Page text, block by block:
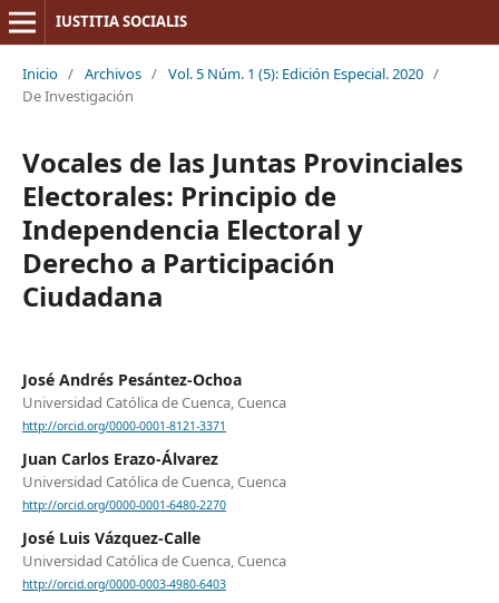
IUSTITIA SOCIALIS
Inicio / Archivos / Vol. 5 Núm. 1 (5): Edición Especial. 2020 /
De Investigación
Vocales de las Juntas Provinciales
Electorales: Principio de
Independencia Electoral y
Derecho a Participación
Ciudadana
José Andrés Pesántez-Ochoa
Universidad Católica de Cuenca, Cuenca
http://orcid.org/0000-0001-8121-3371
Juan Carlos Erazo-Álvarez
Universidad Católica de Cuenca, Cuenca
http://orcid.org/0000-0001-6480-2270
José Luis Vázquez-Calle
Universidad Católica de Cuenca, Cuenca
http://orcid.org/0000-0003-4980-6403